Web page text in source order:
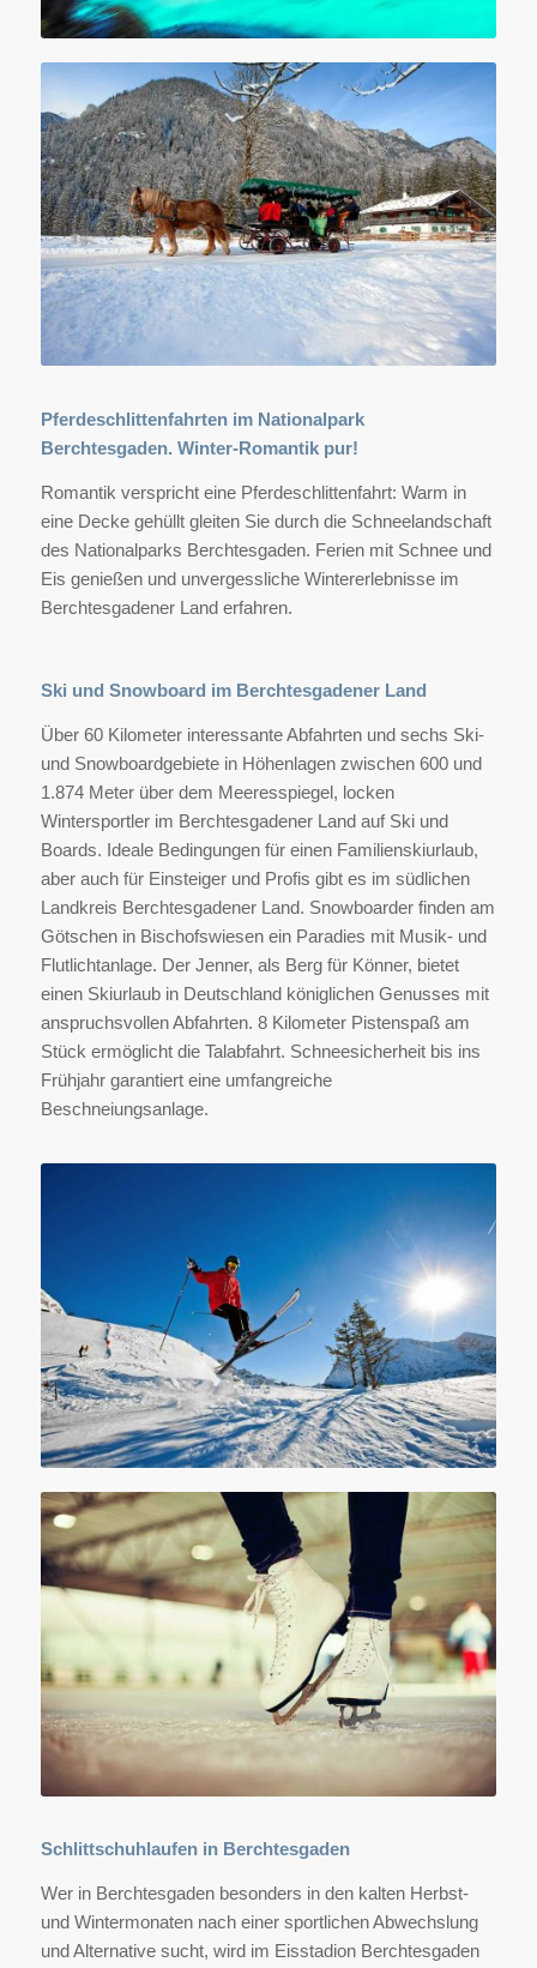
Pferdeschlittenfahrten im Nationalpark
Berchtesgaden. Winter-Romantik pur!
Romantik verspricht eine Pferdeschlittenfahrt: Warm in
eine Decke gehüllt gleiten Sie durch die Schneelandschaft
des Nationalparks Berchtesgaden. Ferien mit Schnee und
Eis genießen und unvergessliche Wintererlebnisse im
Berchtesgadener Land erfahren.
Ski und Snowboard im Berchtesgadener Land
Über 60 Kilometer interessante Abfahrten und sechs Ski-
und Snowboardgebiete in Höhenlagen zwischen 600 und
1.874 Meter über dem Meeresspiegel, locken
Wintersportler im Berchtesgadener Land auf Ski und
Boards. Ideale Bedingungen für einen Familienskiurlaub,
aber auch für Einsteiger und Profis gibt es im südlichen
Landkreis Berchtesgadener Land. Snowboarder finden am
Götschen in Bischofswiesen ein Paradies mit Musik- und
Flutlichtanlage. Der Jenner, als Berg für Könner, bietet
einen Skiurlaub in Deutschland königlichen Genusses mit
anspruchsvollen Abfahrten. 8 Kilometer Pistenspaß am
Stück ermöglicht die Talabfahrt. Schneesicherheit bis ins
Frühjahr garantiert eine umfangreiche
Beschneiungsanlage.
Schlittschuhlaufen in Berchtesgaden
Wer in Berchtesgaden besonders in den kalten Herbst-
und Wintermonaten nach einer sportlichen Abwechslung
und Alternative sucht, wird im Eisstadion Berchtesgaden